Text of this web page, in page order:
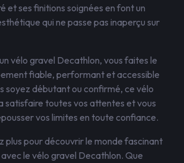
et ses finitions soignées en font un
qui ne passe pas inaperçu sur
vélo gravel Decathlon, vous faites le
fiable, performant et accessible
soyez débutant ou confirmé, ce vélo
satisfaire toutes vos attentes et vous
vos limites en toute confiance.
plus pour découvrir le monde fascinant
le vélo gravel Decathlon. Que